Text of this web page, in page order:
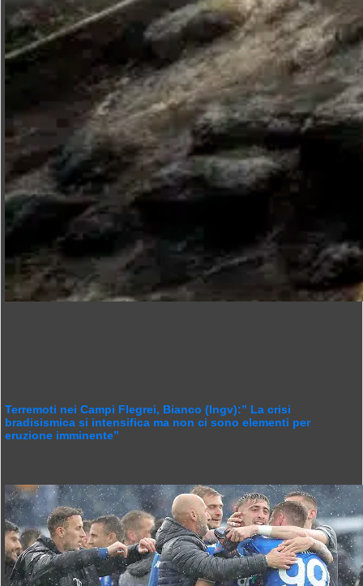
Terremoti nei Campi Flegrei, Bianco (Ingv):” La crisi
bradisismica si intensifica ma non ci sono elementi per
eruzione imminente”